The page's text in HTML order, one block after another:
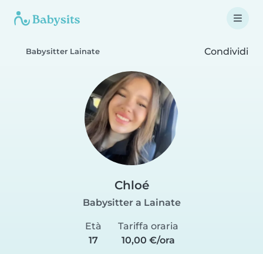
Babysitter Lainate Condividi
Chloé
Babysitter a Lainate
Età
17
Tariffa oraria
10,00 €/ora